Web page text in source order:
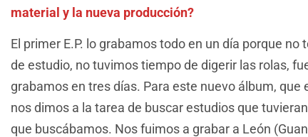
material y la nueva producción?
El primer E.P. lo grabamos todo en un día porque
de estudio, no tuvimos tiempo de digerir las rolas,
grabamos en tres días. Para este nuevo álbum, que
nos dimos a la tarea de buscar estudios que
que buscábamos. Nos fuimos a grabar a León